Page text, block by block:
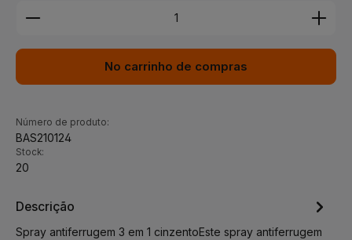
Quantidade do Produto: Insira a quantidade
No carrinho de compras
Número de produto:
BAS210124
Stock:
20
Descrição
Spray antiferrugem 3 em 1 cinzentoEste spray antiferrugem